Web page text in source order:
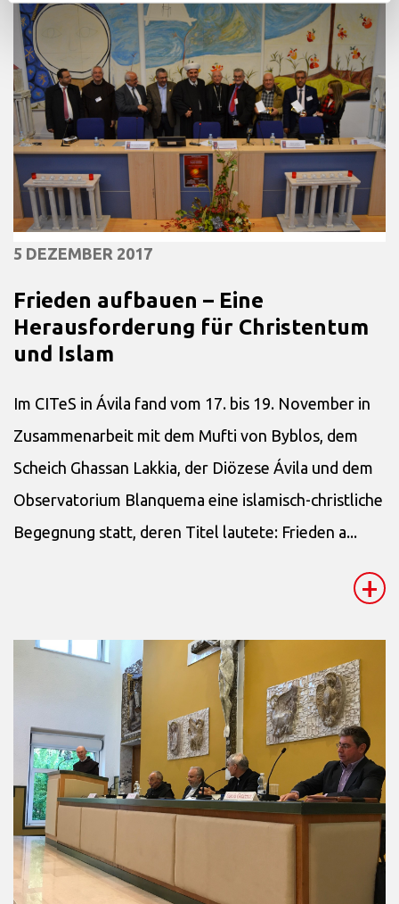
5 DEZEMBER 2017
Frieden aufbauen – Eine
Herausforderung für Christentum
und Islam
Im CITeS in Ávila fand vom 17. bis 19. November in
Zusammenarbeit mit dem Mufti von Byblos, dem
Scheich Ghassan Lakkia, der Diözese Ávila und dem
Observatorium Blanquema eine islamisch-christliche
Begegnung statt, deren Titel lautete: Frieden a...
+